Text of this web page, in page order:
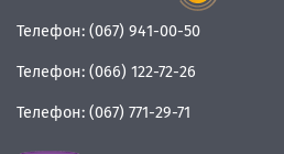
Телефон: (067) 941-00-50
Телефон: (066) 122-72-26
Телефон: (067) 771-29-71